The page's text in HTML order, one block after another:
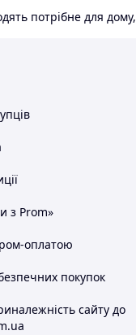
потрібне для
з Prom»
оплатою
покупок
сайту до